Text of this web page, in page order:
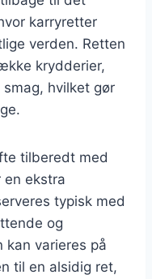
karryretter
verden. Retten
krydderier,
hvilket gør
tilberedt med
en ekstra
typisk med
og
kan varieres på
til en alsidig ret,